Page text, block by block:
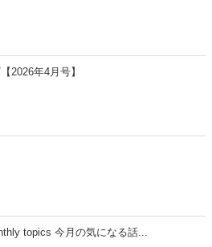
2026年4月号】
topics 今月の気になる話...